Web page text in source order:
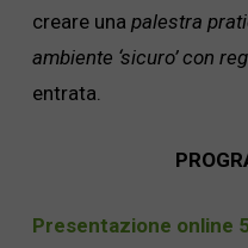
creare una palestra
ambiente ‘sicuro’ con
entrata.
Presentazione online